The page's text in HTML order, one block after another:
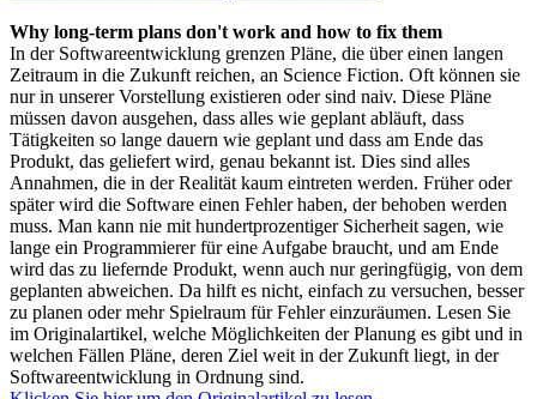
Why long-term plans don't work and how to fix them
In der Softwareentwicklung grenzen Pläne, die über einen langen
Zeitraum in die Zukunft reichen, an Science Fiction. Oft können sie
nur in unserer Vorstellung existieren oder sind naiv. Diese Pläne
müssen davon ausgehen, dass alles wie geplant abläuft, dass
Tätigkeiten so lange dauern wie geplant und dass am Ende das
Produkt, das geliefert wird, genau bekannt ist. Dies sind alles
Annahmen, die in der Realität kaum eintreten werden. Früher oder
später wird die Software einen Fehler haben, der behoben werden
muss. Man kann nie mit hundertprozentiger Sicherheit sagen, wie
lange ein Programmierer für eine Aufgabe braucht, und am Ende
wird das zu liefernde Produkt, wenn auch nur geringfügig, von dem
geplanten abweichen. Da hilft es nicht, einfach zu versuchen, besser
zu planen oder mehr Spielraum für Fehler einzuräumen. Lesen Sie
im Originalartikel, welche Möglichkeiten der Planung es gibt und in
welchen Fällen Pläne, deren Ziel weit in der Zukunft liegt, in der
Softwareentwicklung in Ordnung sind.